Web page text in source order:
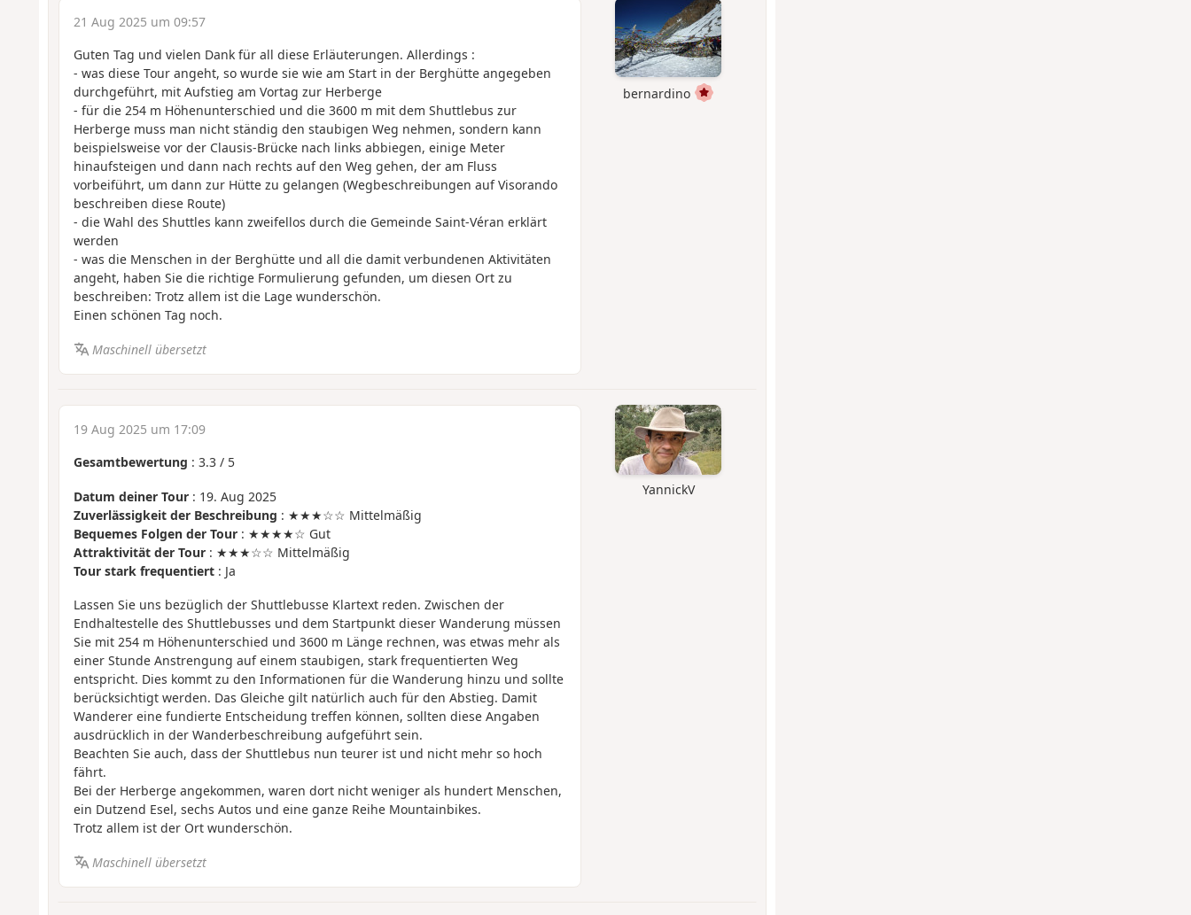
bernardino
21 Aug 2025 um 09:57
Guten Tag und vielen Dank für all diese Erläuterungen. Allerdings :
- was diese Tour angeht, so wurde sie wie am Start in der Berghütte angegeben
durchgeführt, mit Aufstieg am Vortag zur Herberge
- für die 254 m Höhenunterschied und die 3600 m mit dem Shuttlebus zur
Herberge muss man nicht ständig den staubigen Weg nehmen, sondern kann
beispielsweise vor der Clausis-Brücke nach links abbiegen, einige Meter
hinaufsteigen und dann nach rechts auf den Weg gehen, der am Fluss
vorbeiführt, um dann zur Hütte zu gelangen (Wegbeschreibungen auf Visorando
beschreiben diese Route)
- die Wahl des Shuttles kann zweifellos durch die Gemeinde Saint-Véran erklärt
werden
- was die Menschen in der Berghütte und all die damit verbundenen Aktivitäten
angeht, haben Sie die richtige Formulierung gefunden, um diesen Ort zu
beschreiben: Trotz allem ist die Lage wunderschön.
Einen schönen Tag noch.
Maschinell übersetzt
YannickV
19 Aug 2025 um 17:09
Gesamtbewertung : 3.3/ 5
Datum deiner Tour: 19. Aug 2025
Zuverlässigkeit der Beschreibung : ★★★☆☆ Mittelmäßig
Bequemes Folgen der Tour: ★★★★☆ Gut
Attraktivität der Tour: ★★★☆☆ Mittelmäßig
Tour stark frequentiert: Ja
Lassen Sie uns bezüglich der Shuttlebusse Klartext reden. Zwischen der
Endhaltestelle des Shuttlebusses und dem Startpunkt dieser Wanderung müssen
Sie mit 254 m Höhenunterschied und 3600 m Länge rechnen, was etwas mehr als
einer Stunde Anstrengung auf einem staubigen, stark frequentierten Weg
entspricht. Dies kommt zu den Informationen für die Wanderung hinzu und sollte
berücksichtigt werden. Das Gleiche gilt natürlich auch für den Abstieg. Damit
Wanderer eine fundierte Entscheidung treffen können, sollten diese Angaben
ausdrücklich in der Wanderbeschreibung aufgeführt sein.
Beachten Sie auch, dass der Shuttlebus nun teurer ist und nicht mehr so hoch
fährt.
Bei der Herberge angekommen, waren dort nicht weniger als hundert Menschen,
ein Dutzend Esel, sechs Autos und eine ganze Reihe Mountainbikes.
Trotz allem ist der Ort wunderschön.
Maschinell übersetzt